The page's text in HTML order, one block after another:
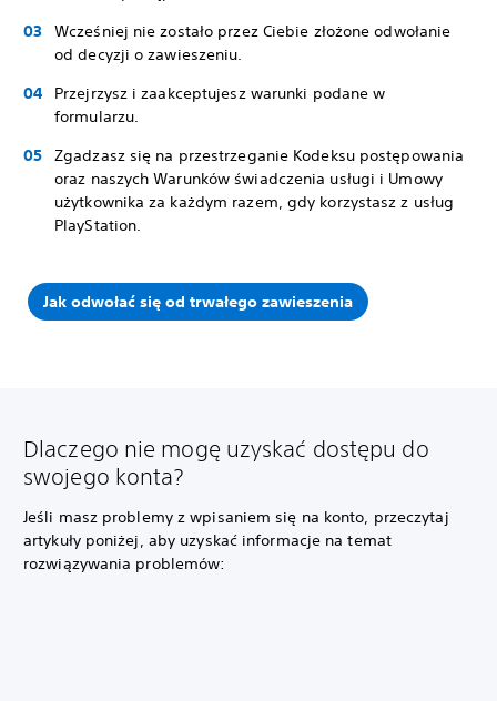
Wcześniej nie zostało przez Ciebie złożone odwołanie
od decyzji o zawieszeniu.
Przejrzysz i zaakceptujesz warunki podane w
formularzu.
Zgadzasz się na przestrzeganie Kodeksu postępowania
oraz naszych Warunków świadczenia usługi i Umowy
użytkownika za każdym razem, gdy korzystasz z usług
PlayStation.
Jak odwołać się od trwałego zawieszenia
Dlaczego nie mogę uzyskać dostępu do
swojego konta?
Jeśli masz problemy z wpisaniem się na konto, przeczytaj
artykuły poniżej, aby uzyskać informacje na temat
rozwiązywania problemów: